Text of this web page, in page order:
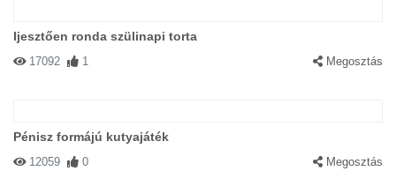
Ijesztően ronda szülinapi torta
17092 1 Megosztás
Pénisz formájú kutyajáték
12059 0 Megosztás